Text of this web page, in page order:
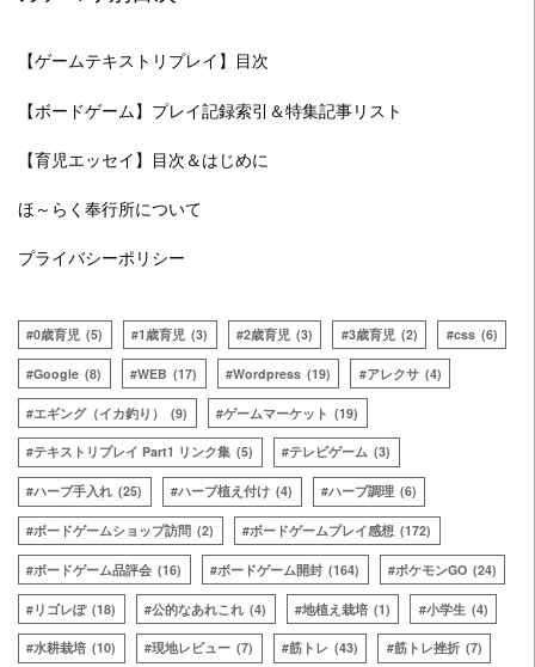
【ゲームテキストリプレイ】目次
【ボードゲーム】プレイ記録索引＆特集記事リスト
【育児エッセイ】目次＆はじめに
ほ～らく奉行所について
プライバシーポリシー
0歳育児 (5) 1歳育児 (3) 2歳育児 (3) 3歳育児 (2) css (6)
Google (8) WEB (17) Wordpress (19) アレクサ (4)
エギング（イカ釣り） (9) ゲームマーケット (19)
テキストリプレイ Part1 リンク集 (5) テレビゲーム (3)
ハーブ手入れ (25) ハーブ植え付け (4) ハーブ調理 (6)
ボードゲームショップ訪問 (2) ボードゲームプレイ感想 (172)
ボードゲーム品評会 (16) ボードゲーム開封 (164) ポケモンGO (24)
リゴレぽ (18) 公的なあれこれ (4) 地植え栽培 (1) 小学生 (4)
水耕栽培 (10) 現地レビュー (7) 筋トレ (43) 筋トレ挫折 (7)